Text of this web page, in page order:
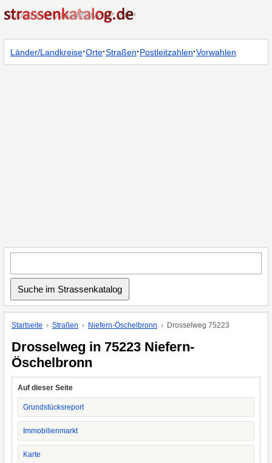
Länder/Landkreise·Orte·Straßen·Postleitzahlen·Vorwahlen
Startseite Straßen Niefern-Öschelbronn Drosselweg 75223
Drosselweg in 75223 Niefern-
Öschelbronn
Auf dieser Seite
Grundstücksreport
Immobilienmarkt
Karte